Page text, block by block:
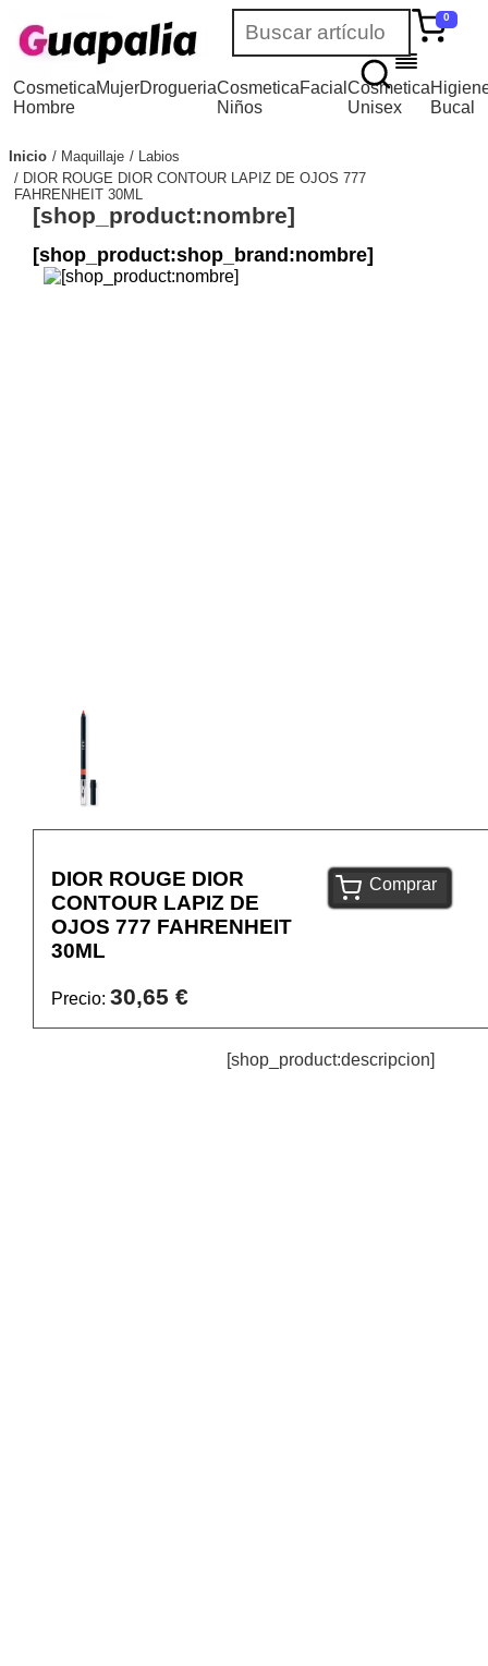
0
Cosmetica
Hombre
MujerDrogueriaCosmetica
Niños
FacialCosmetica
Unisex
Bucal
Inicio Maquillaje
Labios
DIOR ROUGE DIOR CONTOUR LAPIZ DE OJOS 777
FAHRENHEIT 30ML
[shop_product:nombre]
[shop_product:shop_brand:nombre]
DIOR ROUGE DIOR
CONTOUR LAPIZ DE
OJOS 777 FAHRENHEIT
30ML
Precio: 30,65 €
Comprar
[shop_product:descripcion]